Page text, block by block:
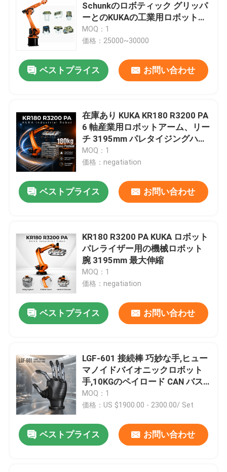
製品
ビデオ
わたしたち に つい て
品質管理
連絡 ください
ブログ
Schunkのロボティック グリッパ
ーとのKUKAの工業用ロボットの
腕KR120 R3100
MOQ：1
価格：25000~30000
ベストプライス お問い合わせ
在庫あり KUKA KR180 R3200 PA
6 軸産業用ロボットアーム、リー
チ 3195mm パレタイジングハン
ドリングロボットアーム
MOQ：1
価格：negatiation
ベストプライス お問い合わせ
KR180 R3200 PA KUKA ロボット
パレライザー用の機械ロボット
腕 3195mm 最大伸縮
MOQ：1
価格：negatiation
ベストプライス お問い合わせ
LGF-601 接続棒 巧妙な手,ヒュー
マノイドバイオニックロボット
手,10KGのペイロード CAN バス
ロボット エンド エフェクターグ
リパー
MOQ：1
価格：US $1900.00 - 2300.00/ Set
ベストプライス お問い合わせ